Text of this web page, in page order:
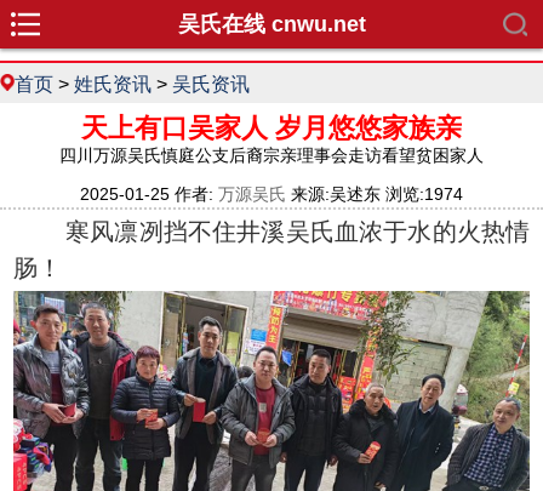
吴氏在线 cnwu.net
首页 > 姓氏资讯 > 吴氏资讯
天上有口吴家人 岁月悠悠家族亲
四川万源吴氏慎庭公支后裔宗亲理事会走访看望贫困家人
2025-01-25 作者: 万源吴氏 来源:吴述东 浏览:1974
寒风凛冽挡不住井溪吴氏血浓于水的火热情
肠！